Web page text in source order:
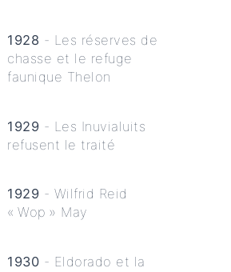
1928 - Les réserves de
chasse et le refuge
faunique Thelon
1929 - Les Inuvialuits
refusent le traité
1929 - Wilfrid Reid
« Wop » May
1930 - Eldorado et la